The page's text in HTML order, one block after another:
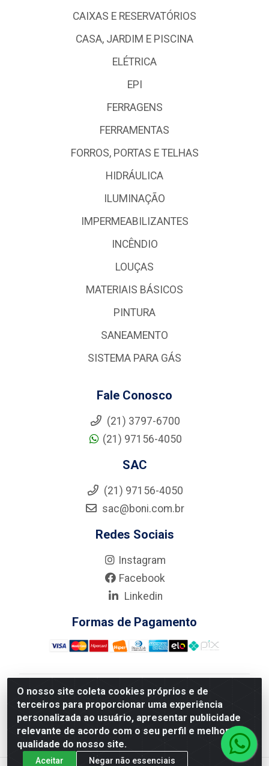
O nosso site coleta cookies próprios e de
terceiros para proporcionar uma experiência
personalizada ao usuário, apresentar publicidade
relevante de acordo com o seu perfil e melhorar a
qualidade do nosso site.
Aceitar Negar não essenciais
CAIXAS E RESERVATÓRIOS
CASA, JARDIM E PISCINA
ELÉTRICA
EPI
FERRAGENS
FERRAMENTAS
FORROS, PORTAS E TELHAS
HIDRÁULICA
ILUMINAÇÃO
IMPERMEABILIZANTES
INCÊNDIO
LOUÇAS
MATERIAIS BÁSICOS
PINTURA
SANEAMENTO
SISTEMA PARA GÁS
Fale Conosco
(21) 3797-6700
(21) 97156-4050
SAC
(21) 97156-4050
sac@boni.com.br
Redes Sociais
Instagram
Facebook
Linkedin
Formas de Pagamento
Nova Boni Distribuidora de Material de Construção LTDA
- Rua Alice Tibiriçá, 330 - Vila Da Penha, Rio de
Janeiro/RJ - CEP: 21.210-110 - CNPJ: 11.003.135/0001-
27